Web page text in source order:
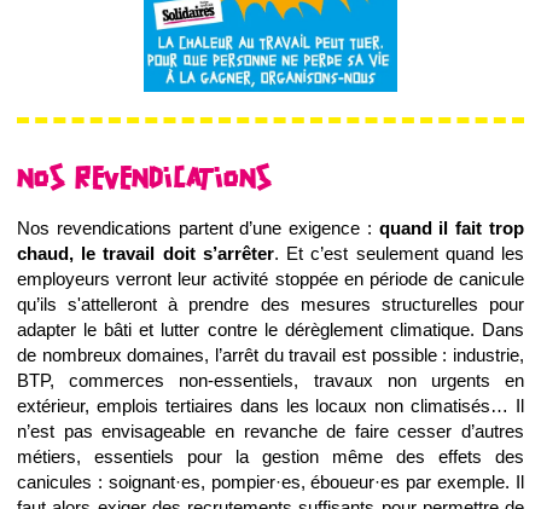
NOS REVENDICATIONS
Nos revendications partent d’une exigence : quand il fait trop
chaud, le travail doit s’arrêter. Et c’est seulement quand les
employeurs verront leur activité stoppée en période de canicule
qu’ils s'attelleront à prendre des mesures structurelles pour
adapter le bâti et lutter contre le dérèglement climatique. Dans
de nombreux domaines, l’arrêt du travail est possible : industrie,
BTP, commerces non-essentiels, travaux non urgents en
extérieur, emplois tertiaires dans les locaux non climatisés… Il
n’est pas envisageable en revanche de faire cesser d’autres
métiers, essentiels pour la gestion même des effets des
canicules : soignant·es, pompier·es, éboueur·es par exemple. Il